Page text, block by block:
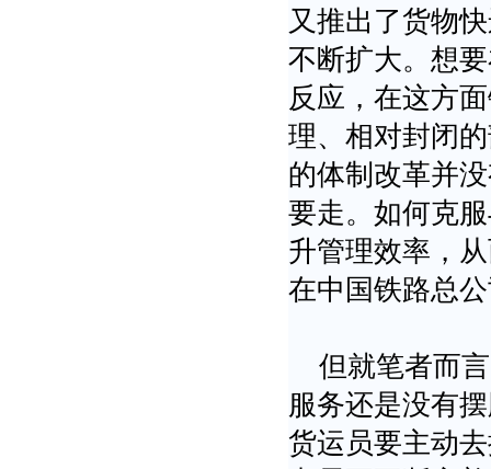
又推出了货物
不断扩大。想
反应，在这方
理、相对封闭
的体制改革并
要走。如何克
升管理效率，
在中国铁路总
但就笔者而
服务还是没有
货运员要主动